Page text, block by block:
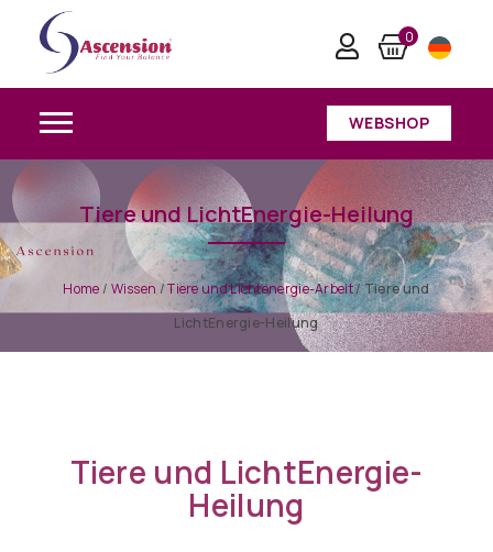
0
WEBSHOP
Tiere und LichtEnergie-Heilung
Home/ Wissen /Tiere und Lichtenergie-Arbeit/Tiere und
LichtEnergie-Heilung
Tiere und LichtEnergie-
Heilung